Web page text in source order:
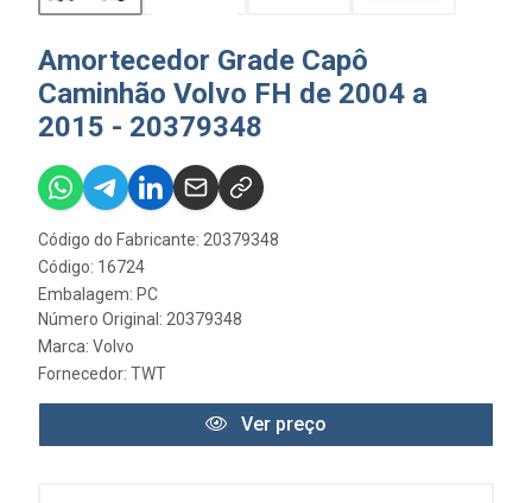
Amortecedor Grade Capô
Caminhão Volvo FH de 2004 a
2015 - 20379348
Código do Fabricante: 20379348
Código: 16724
Embalagem: PC
Número Original: 20379348
Marca: Volvo
Fornecedor: TWT
Ver preço